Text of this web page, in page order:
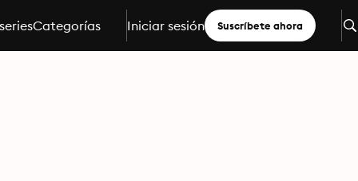
Categorías Iniciar sesión Suscríbete ahora